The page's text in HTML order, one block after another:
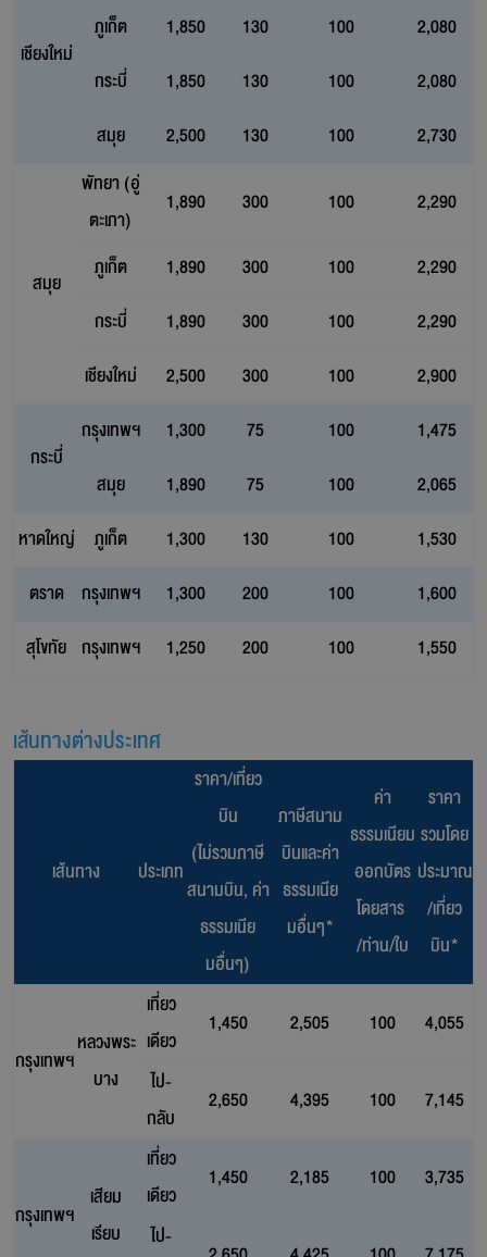
เชียงใหม่
ภูเก็ต
1,850 130 100
2,080
กระบี่
1,850 130 100
2,080
สมุย
2,500 130 100 2,730
สมุย
พัทยา (อู่
ตะเภา)
1,890 300 100 2,290
ภูเก็ต 1,890 300 100
2,290
กระบี่
1,890 300 100
2,290
เชียงใหม่
2,500 300 100 2,900
กระบี่
กรุงเทพฯ 1,300 75 100
1,475
สมุย
1,890 75 100
2,065
หาดใหญ่
ภูเก็ต 1,300 130 100
1,530
ตราด กรุงเทพฯ 1,300 200 100
1,600
สุโขทัย กรุงเทพฯ 1,250 200 100 1,550
เส้นทางต่างประเทศ
เส้นทาง ประเภท
ราคา/เที่ยว
บิน
(ไม่รวมภาษี
สนามบิน, ค่า
ธรรมเนีย
มอื่นๆ)
ภาษีสนาม
บินและค่า
ธรรมเนีย
มอื่นๆ*
ค่า
ธรรมเนียม
ออกบัตร
โดยสาร
/ท่าน/ใบ
ราคา
รวมโดย
ประมาณ
/เที่ยว
บิน*
กรุงเทพฯ
หลวงพระ
บาง
เที่ยว
เดียว
1,450 2,505 100
4,055
ไป-
กลับ
2,650 4,395 100 7,145
กรุงเทพฯ
เสียม
เรียบ
เที่ยว
เดียว
1,450 2,185 100
3,735
ไป-